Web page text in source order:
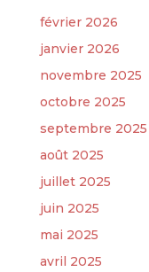
février 2026
janvier 2026
novembre 2025
octobre 2025
septembre 2025
août 2025
juillet 2025
juin 2025
mai 2025
avril 2025